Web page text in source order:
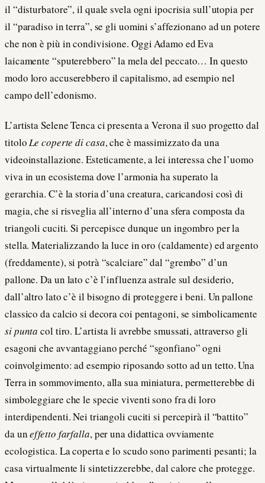
il “disturbatore”, il quale svela ogni ipocrisia sull’utopia per
il “paradiso in terra”, se gli uomini s’affezionano ad un potere
che non è più in condivisione. Oggi Adamo ed Eva
laicamente “sputerebbero” la mela del peccato… In questo
modo loro accuserebbero il capitalismo, ad esempio nel
campo dell’edonismo.
L’artista Selene Tenca ci presenta a Verona il suo progetto dal
titoloLe coperte di casa, che è massimizzato da una
videoinstallazione. Esteticamente, a lei interessa che l’uomo
viva in un ecosistema dove l’armonia ha superato la
gerarchia. C’è la storia d’una creatura, caricandosi così di
magia, che si risveglia all’interno d’una sfera composta da
triangoli cuciti. Si percepisce dunque un ingombro per la
stella. Materializzando la luce in oro (caldamente) ed argento
(freddamente), si potrà “scalciare” dal “grembo” d’un
pallone. Da un lato c’è l’influenza astrale sul desiderio,
dall’altro lato c’è il bisogno di proteggere i beni. Un pallone
classico da calcio si decora coi pentagoni, se simbolicamente
si punta col tiro. L’artista li avrebbe smussati, attraverso gli
esagoni che avvantaggiano perché “sgonfiano” ogni
coinvolgimento: ad esempio riposando sotto ad un tetto. Una
Terra in sommovimento, alla sua miniatura, permetterebbe di
simboleggiare che le specie viventi sono fra di loro
interdipendenti. Nei triangoli cuciti si percepirà il “battito”
da uneffetto farfalla, per una didattica ovviamente
ecologistica. La coperta e lo scudo sono parimenti pesanti; la
casa virtualmente li sintetizzerebbe, dal calore che protegge.